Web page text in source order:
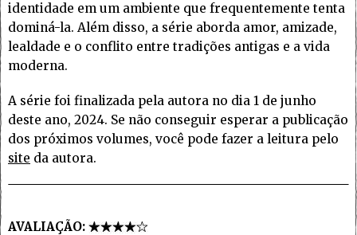
identidade em um ambiente que frequentemente tenta
dominá-la. Além disso, a série aborda amor, amizade,
lealdade e o conflito entre tradições antigas e a vida
moderna.
A série foi finalizada pela autora no dia 1 de junho
deste ano, 2024. Se não conseguir esperar a publicação
dos próximos volumes, você pode fazer a leitura pelo
site da autora.
AVALIAÇÃO: